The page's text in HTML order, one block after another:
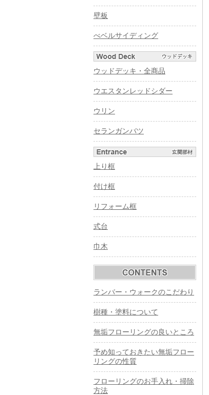
壁板
べベルサイディング
ウッドデッキ・全商品
ウエスタンレッドシダー
ウリン
セランガンバツ
上り框
付け框
リフォーム框
式台
巾木
ランバー・ウォークのこだわり
樹種・塗料について
無垢フローリングの良いところ
予め知っておきたい無垢フロー
リングの性質
フローリングのお手入れ・掃除
方法